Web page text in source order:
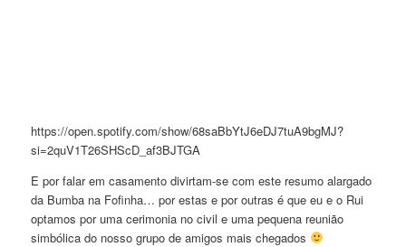
https://open.spotify.com/show/68saBbYtJ6eDJ7tuA9bgMJ?
si=2quV1T26SHScD_af3BJTGA
E por falar em casamento divirtam-se com este resumo alargado
da Bumba na Fofinha… por estas e por outras é que eu e o Rui
optamos por uma cerimonia no civil e uma pequena reunião
simbólica do nosso grupo de amigos mais chegados